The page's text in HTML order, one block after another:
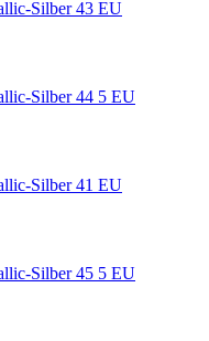
Silber 43 EU
Silber 44 5 EU
Silber 41 EU
Silber 45 5 EU